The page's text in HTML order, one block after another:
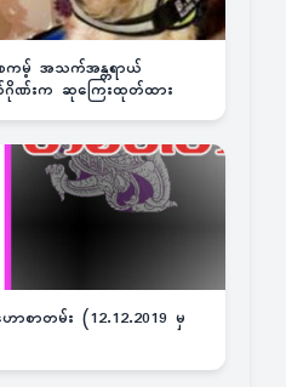
ကမ့် အသက်အန္တရာယ်
စ်ဂိုဏ်းက ဆုကြေးထုတ်ထား
စာတမ်း (12.12.2019 မှ